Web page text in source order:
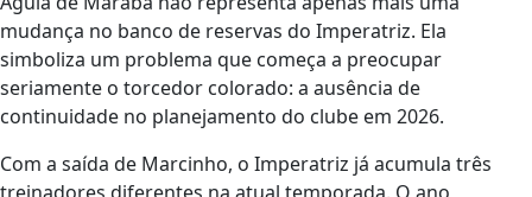
mudança no banco de reservas do Imperatriz. Ela
simboliza um problema que começa a preocupar
seriamente o torcedor colorado: a ausência de
continuidade no planejamento do clube em 2026.
Com a saída de Marcinho, o Imperatriz já acumula três